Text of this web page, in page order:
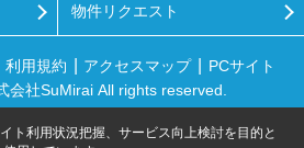
物件リクエスト
利用規約 アクセスマップ
PCサイト
会社SuMirai All rights reserved.
ト利用状況把握、サービス向上検討を目的と